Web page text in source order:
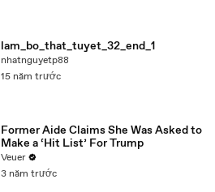
lam_bo_that_tuyet_32_end_1
nhatnguyetp88
15 năm trước
Former Aide Claims She Was Asked to
Make a ‘Hit List’ For Trump
Veuer
3 năm trước